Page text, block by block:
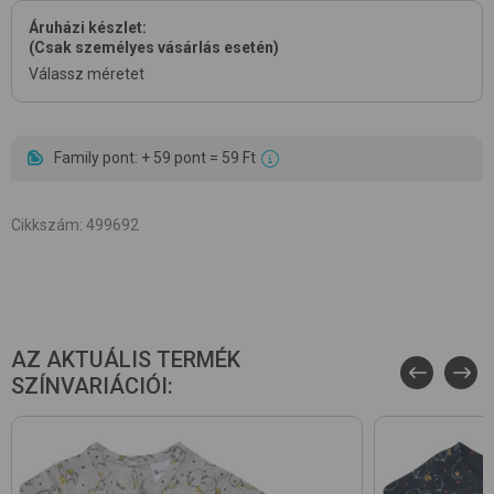
Áruházi készlet:
(Csak személyes vásárlás esetén)
Válassz méretet
Family pont: + 59 pont = 59 Ft
Cikkszám: 499692
AZ AKTUÁLIS TERMÉK
SZÍNVARIÁCIÓI: